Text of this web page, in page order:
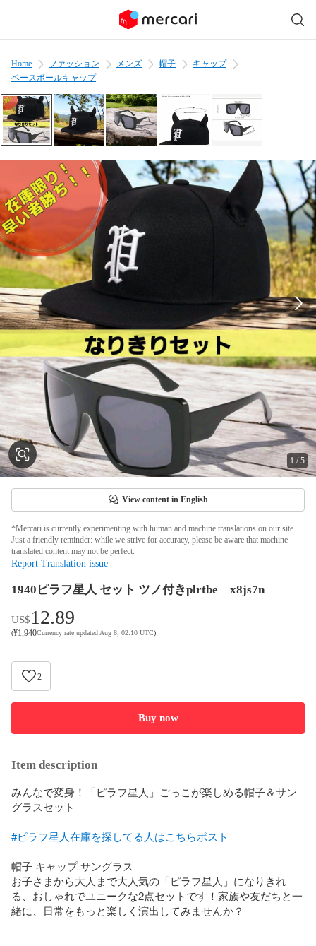
Home ファッション メンズ 帽子
キャップ
ベースボールキャップ
1 /5
View content in English
*Mercari is currently experimenting with human and machine translations on our site.
Just a friendly reminder: while we strive for accuracy, please be aware that machine
translated content may not be perfect.
Report Translation issue
1940ピラフ星人 セット ツノ付きplrtbe x8js7n
US$12.89
(¥1,940Currency rate updated Aug 8, 02:10 UTC)
2
Buy now
Item description
みんなで変身！「ピラフ星人」ごっこが楽しめる帽子＆サン
グラスセット
#ピラフ星人在庫を探してる人はこちらポスト
帽子 キャップ サングラス
お子さまから大人まで大人気の「ピラフ星人」になりきれ
る、おしゃれでユニークな2点セットです！家族や友だちと一
緒に、日常をもっと楽しく演出してみませんか？